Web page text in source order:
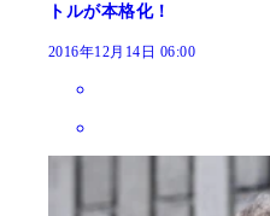
トルが本格化！
2016年12月14日 06:00